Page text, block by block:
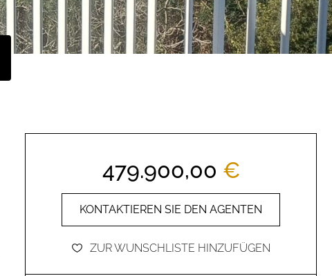
479.900,00 €
KONTAKTIEREN SIE DEN AGENTEN
ZUR WUNSCHLISTE HINZUFÜGEN